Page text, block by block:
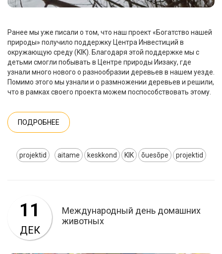
Ранее мы уже писали о том, что наш проект «Богатство нашей
природы» получило поддержку Центра Инвестиций в
окружающую среду (KIK). Благодаря этой поддержке мы с
детьми смогли побывать в Центре природы Иизаку, где
узнали много нового о разнообразии деревьев в нашем уезде.
Помимо этого мы узнали и о размножении деревьев и решили,
что в рамках своего проекта можем поспособствовать этому.
ПОДРОБНЕЕ
projektid aitame keskkond KIK õuesõpe projektid
Международный день домашних
животных
11
ДЕК